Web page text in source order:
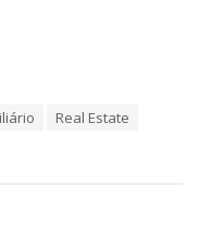
Real Estate